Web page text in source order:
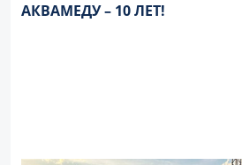
АКВАМЕДУ – 10 ЛЕТ!